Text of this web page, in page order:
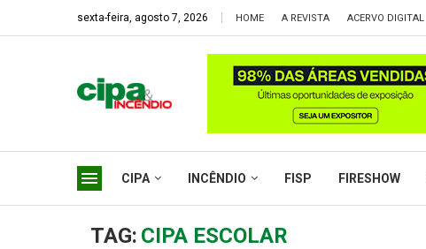
sexta-feira, agosto 7, 2026 HOME A REVISTA ACERVO DIGITAL
CIPA INCÊNDIO FISP FIRESHOW
TAG: CIPA ESCOLAR